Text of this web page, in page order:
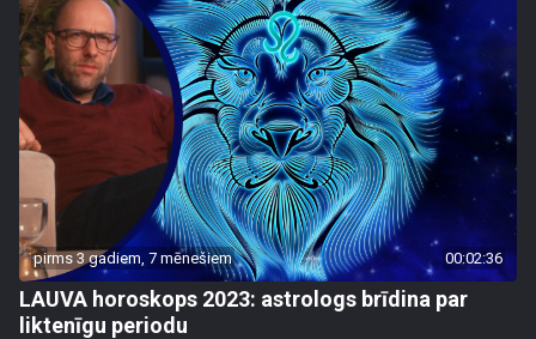
pirms 3 gadiem, 7 mēnešiem 00:02:36
LAUVA horoskops 2023: astrologs brīdina par
liktenīgu periodu